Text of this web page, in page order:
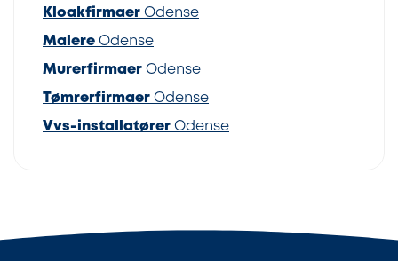
Kloakfirmaer Odense
Malere Odense
Murerfirmaer Odense
Tømrerfirmaer Odense
Vvs-installatører Odense